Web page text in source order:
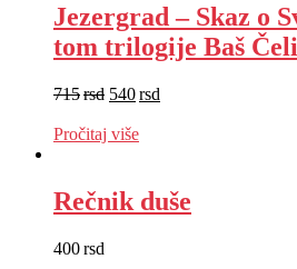
Jezergrad – Skaz o
tom trilogije Baš
715rsd 540rsd
Pročitaj više
Rečnik duše
400rsd